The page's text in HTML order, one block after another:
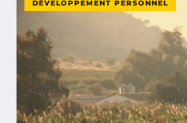
DÉVELOPPEMENT PERSONNEL